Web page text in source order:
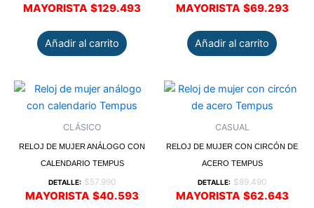
MAYORISTA $129.493
Añadir al carrito
MAYORISTA $69.293
Añadir al carrito
CLÁSICO
RELOJ DE MUJER ANÁLOGO CON
CALENDARIO TEMPUS
DETALLE: $57.990
MAYORISTA $40.593
CASUAL
RELOJ DE MUJER CON CIRCÓN DE
ACERO TEMPUS
DETALLE: $89.490
MAYORISTA $62.643